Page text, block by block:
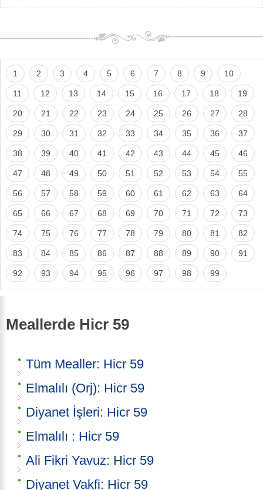
1 2 3 4 5 6 7 8 9 10
11 12 13 14 15 16 17 18 19
20 21 22 23 24 25 26 27 28
29 30 31 32 33 34 35 36 37
38 39 40 41 42 43 44 45 46
47 48 49 50 51 52 53 54 55
56 57 58 59 60 61 62 63 64
65 66 67 68 69 70 71 72 73
74 75 76 77 78 79 80 81 82
83 84 85 86 87 88 89 90 91
92 93 94 95 96 97 98 99
Meallerde Hicr 59
Tüm Mealler: Hicr 59
Elmalılı (Orj): Hicr 59
Diyanet İşleri: Hicr 59
Elmalılı : Hicr 59
Ali Fikri Yavuz: Hicr 59
Diyanet Vakfi: Hicr 59